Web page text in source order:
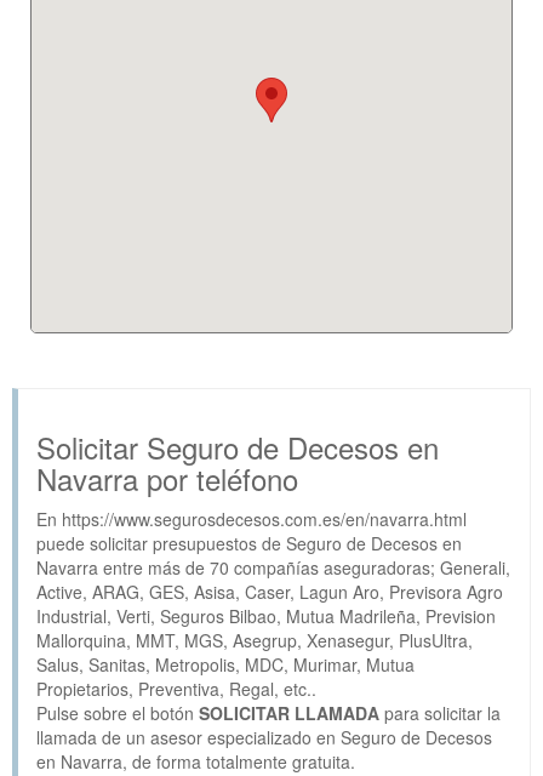
Solicitar Seguro de Decesos en
Navarra por teléfono
En https://www.segurosdecesos.com.es/en/navarra.html
puede solicitar presupuestos de Seguro de Decesos en
Navarra entre más de 70 compañías aseguradoras; Generali,
Active, ARAG, GES, Asisa, Caser, Lagun Aro, Previsora Agro
Industrial, Verti, Seguros Bilbao, Mutua Madrileña, Prevision
Mallorquina, MMT, MGS, Asegrup, Xenasegur, PlusUltra,
Salus, Sanitas, Metropolis, MDC, Murimar, Mutua
Propietarios, Preventiva, Regal, etc..
Pulse sobre el botón SOLICITAR LLAMADA para solicitar la
llamada de un asesor especializado en Seguro de Decesos
en Navarra, de forma totalmente gratuita.